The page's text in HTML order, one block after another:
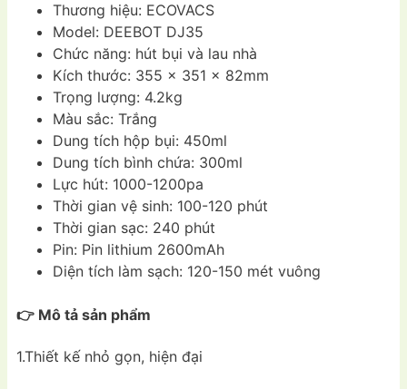
Thương hiệu: ECOVACS
Model: DEEBOT DJ35
Chức năng: hút bụi và lau nhà
Kích thước: 355 x 351 x 82mm
Trọng lượng: 4.2kg
Màu sắc: Trắng
Dung tích hộp bụi: 450ml
Dung tích bình chứa: 300ml
Lực hút: 1000-1200pa
Thời gian vệ sinh: 100-120 phút
Thời gian sạc: 240 phút
Pin: Pin lithium 2600mAh
Diện tích làm sạch: 120-150 mét vuông
👉 Mô tả sản phẩm
1.Thiết kế nhỏ gọn, hiện đại